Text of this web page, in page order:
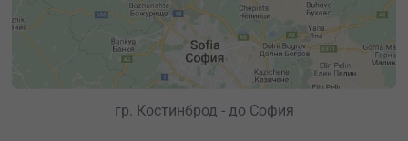
гр. Костинброд - до София